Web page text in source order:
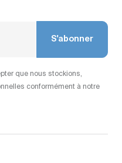
S'abonner
que nous stockions,
conformément à notre